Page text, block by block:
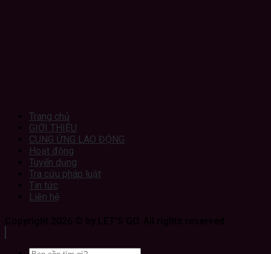
Trang chủ
GIỚI THIỆU
CUNG ỨNG LAO ĐỘNG
Hoạt động
Tuyển dụng
Tra cứu pháp luật
Tin tức
Liên hệ